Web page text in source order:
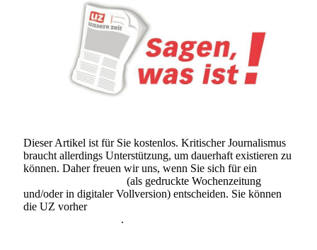
Dieser Artikel ist für Sie kostenlos. Kritischer Journalismus
braucht allerdings Unterstützung, um dauerhaft existieren zu
können. Daher freuen wir uns, wenn Sie sich für ein
(als gedruckte Wochenzeitung
und/oder in digitaler Vollversion) entscheiden. Sie können
die UZ vorher
.